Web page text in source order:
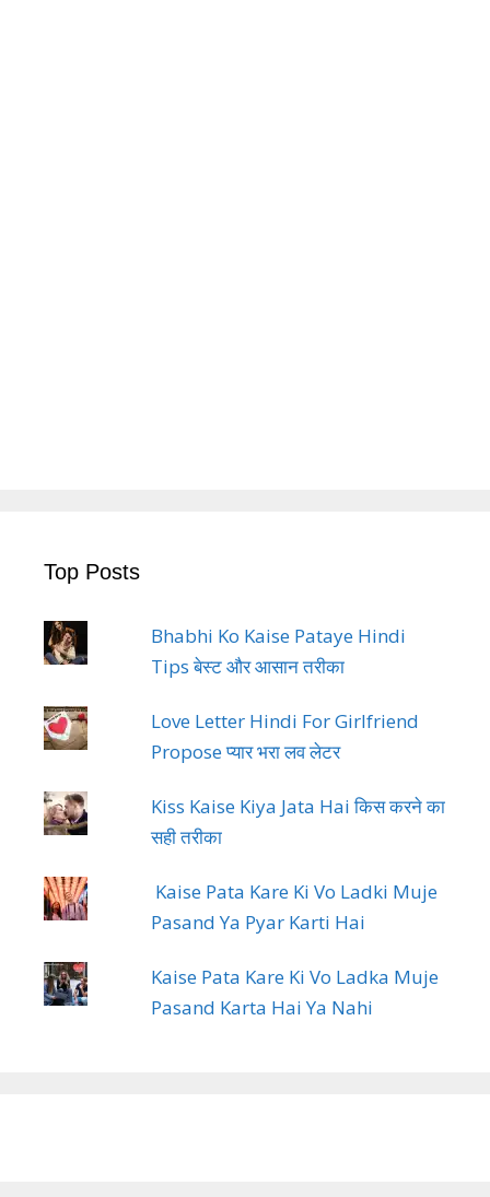
Top Posts
Bhabhi Ko Kaise Pataye Hindi
Tips बेस्ट और आसान तरीका
Love Letter Hindi For Girlfriend
Propose प्यार भरा लव लेटर
Kiss Kaise Kiya Jata Hai किस करने का
सही तरीका
Kaise Pata Kare Ki Vo Ladki Muje
Pasand Ya Pyar Karti Hai
Kaise Pata Kare Ki Vo Ladka Muje
Pasand Karta Hai Ya Nahi